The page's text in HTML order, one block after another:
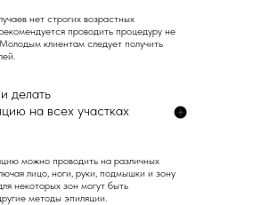
нет строгих возрастных
проводить процедуру не
клиентам следует получить
делать
на всех участках
можно проводить на различных
лицо, ноги, руки, подмышки и зону
некоторых зон могут быть
методы эпиляции.